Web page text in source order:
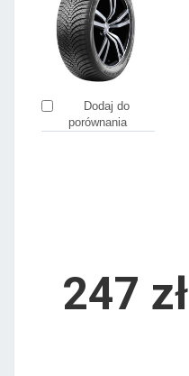
Dodaj do
porównania
247 zł